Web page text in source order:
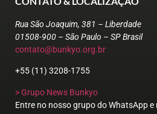
Rua São Joaquim, 381 – Liberdade
01508-900 – São Paulo – SP Brasil
contato@bunkyo.org.br
+55 (11) 3208-1755
> Grupo News Bunkyo
Entre no nosso grupo do WhatsApp